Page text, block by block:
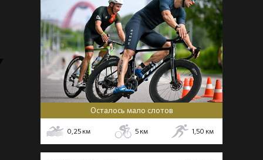
Осталось мало слотов
0,25 км 5 км 1,50 км